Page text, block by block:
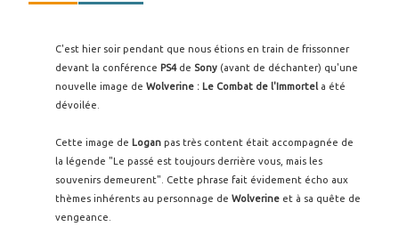
C'est hier soir pendant que nous étions en train de frissonner
devant la conférence PS4de Sony (avant de déchanter) qu'une
nouvelle image de Wolverine : Le Combat de l'Immortel a été
dévoilée.
Cette image de Logan pas très content était accompagnée de
la légende "Le passé est toujours derrière vous, mais les
souvenirs demeurent". Cette phrase fait évidement écho aux
thèmes inhérents au personnage de Wolverine et à sa quête de
vengeance.